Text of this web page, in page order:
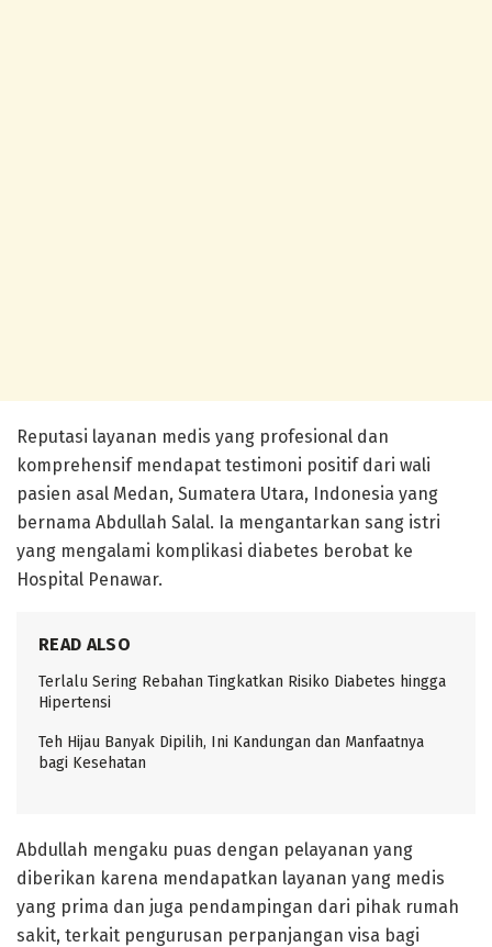
Reputasi layanan medis yang profesional dan
komprehensif mendapat testimoni positif dari wali
pasien asal Medan, Sumatera Utara, Indonesia yang
bernama Abdullah Salal. Ia mengantarkan sang istri
yang mengalami komplikasi diabetes berobat ke
Hospital Penawar.
READ ALSO
Terlalu Sering Rebahan Tingkatkan Risiko Diabetes hingga
Hipertensi
Teh Hijau Banyak Dipilih, Ini Kandungan dan Manfaatnya
bagi Kesehatan
Abdullah mengaku puas dengan pelayanan yang
diberikan karena mendapatkan layanan yang medis
yang prima dan juga pendampingan dari pihak rumah
sakit, terkait pengurusan perpanjangan visa bagi